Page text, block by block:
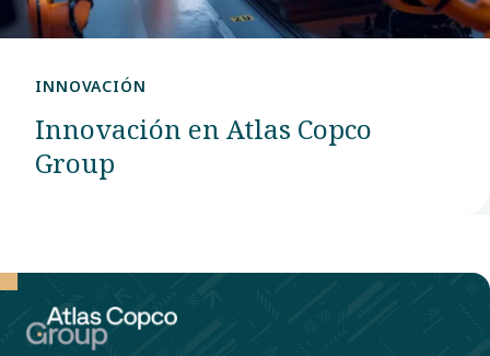
INNOVACIÓN
Innovación en Atlas Copco
Group